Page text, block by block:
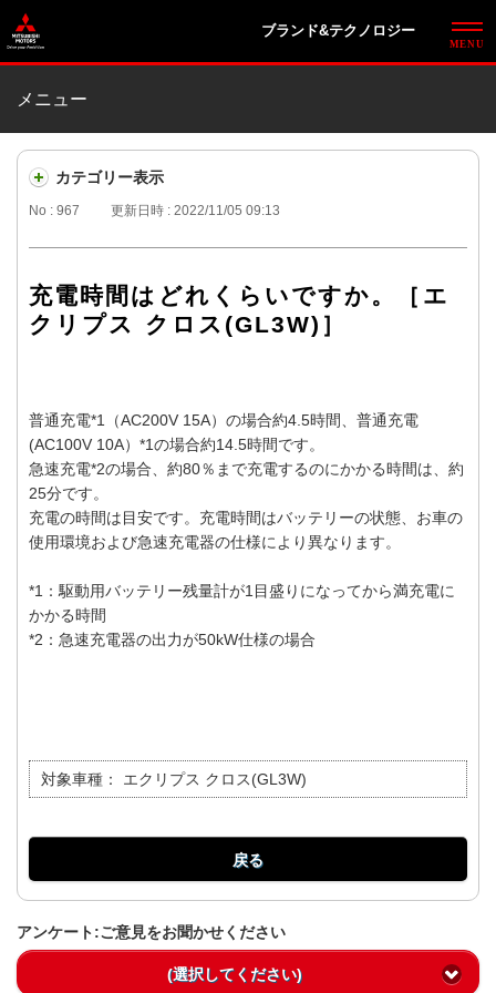
ブランド&テクノロジー
メニュー
カテゴリー表示
No : 967 更新日時 : 2022/11/05 09:13
充電時間はどれくらいですか。［エ
クリプス クロス(GL3W)］
普通充電*1（AC200V 15A）の場合約4.5時間、普通充電
(AC100V 10A）*1の場合約14.5時間です。
急速充電*2の場合、約80％まで充電するのにかかる時間は、約
25分です。
充電の時間は目安です。充電時間はバッテリーの状態、お車の
使用環境および急速充電器の仕様により異なります。
*1：駆動用バッテリー残量計が1目盛りになってから満充電に
かかる時間
*2：急速充電器の出力が50kW仕様の場合
対象車種： エクリプス クロス(GL3W)
戻る
アンケート:ご意見をお聞かせください
(選択してください)